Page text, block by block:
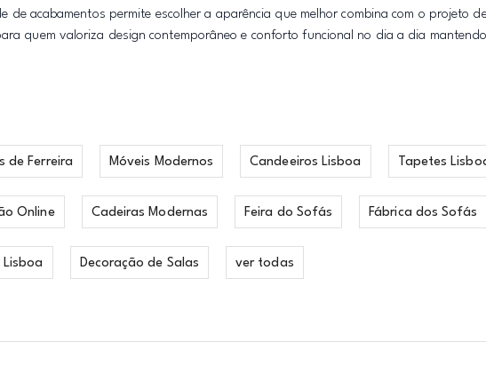
de acabamentos permite escolher a aparência que melhor combina com o projeto
quem valoriza design contemporâneo e conforto funcional no dia a dia
de Ferreira Móveis Modernos Candeeiros Lisboa Tapetes
Online Cadeiras Modernas Feira do Sofás Fábrica dos Sofás
Decoração de Salas ver todas